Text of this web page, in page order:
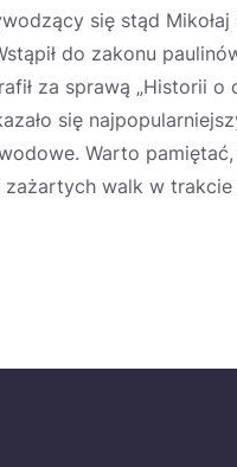
się stąd
do zakonu
za sprawą „Historii o
się
Warto
walk w